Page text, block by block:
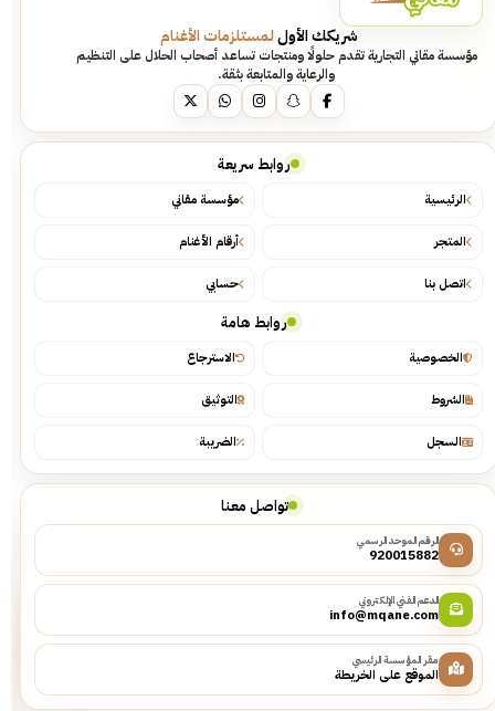
شريكك الأوللمستلزمات الأغنام
مؤسسة مقاني التجارية تقدم حلولًا ومنتجات تساعد أصحاب الحلال على التنظيم
والرعاية والمتابعة بثقة.
روابط سريعة
الرئيسية مؤسسة مقاني
المتجر أرقام الأغنام
اتصل بنا حسابي
روابط هامة
الخصوصية الاسترجاع
الشروط التوثيق
السجل الضريبة
تواصل معنا
الرقم الموحد الرسمي
920015882
الدعم الفني الإلكتروني
info@mqane.com
مقر المؤسسة الرئيسي
الموقع على الخريطة